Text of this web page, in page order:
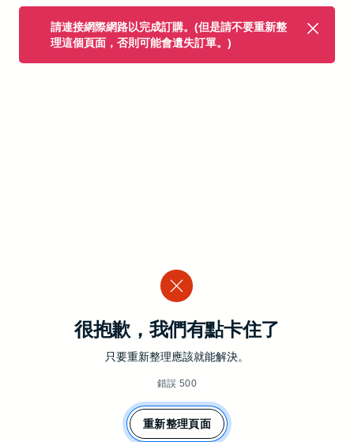
請連接網際網路以完成訂購。(但是請不要重新整
理這個頁面，否則可能會遺失訂單。)
很抱歉，我們有點卡住了
只要重新整理應該就能解決。
錯誤 500
重新整理頁面